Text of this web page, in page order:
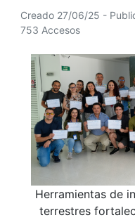
Creado 27/06/25 -
753 Accesos
Herramientas de
terrestres